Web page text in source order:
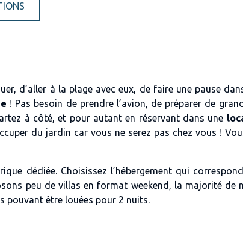
d’aller à la plage avec eux, de faire une pause
! Pas besoin de prendre l’avion, de préparer de
à côté, et pour autant en réservant dans une
du jardin car vous ne serez pas chez vous !
dédiée. Choisissez l’hébergement qui
peu de villas en format weekend, la majorité de
pouvant être louées pour 2 nuits.